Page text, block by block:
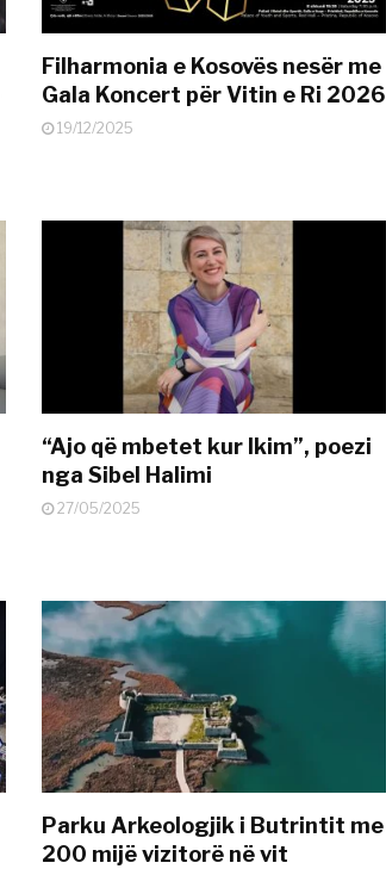
Filharmonia e Kosovës nesër me
Gala Koncert për Vitin e Ri 2026
19/12/2025
“Ajo që mbetet kur Ikim”, poezi
nga Sibel Halimi
27/05/2025
Parku Arkeologjik i Butrintit me
200 mijë vizitorë në vit